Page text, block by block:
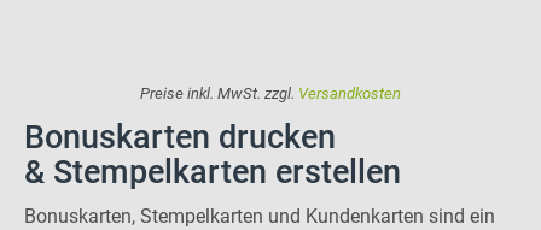
Preise inkl. MwSt. zzgl. Versandkosten
Bonuskarten drucken
& Stempelkarten erstellen
Bonuskarten, Stempelkarten und Kundenkarten sind ein